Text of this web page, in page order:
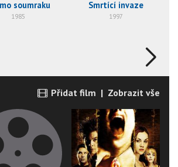
soumraku
1985
Smrtící invaze
1997
Přidat film | Zobrazit vše